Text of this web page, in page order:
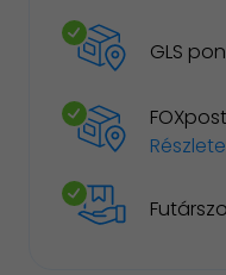
GLS